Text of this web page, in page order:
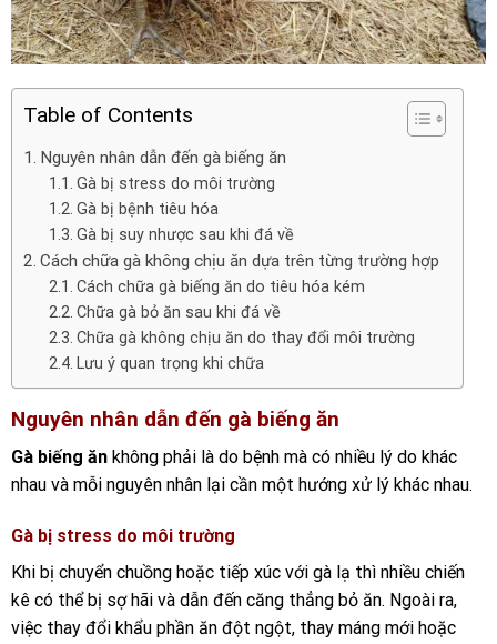
Table of Contents
Nguyên nhân dẫn đến gà biếng ăn
Gà bị stress do môi trường
Gà bị bệnh tiêu hóa
Gà bị suy nhược sau khi đá về
Cách chữa gà không chịu ăn dựa trên từng trường hợp
Cách chữa gà biếng ăn do tiêu hóa kém
Chữa gà bỏ ăn sau khi đá về
Chữa gà không chịu ăn do thay đổi môi trường
Lưu ý quan trọng khi chữa
Nguyên nhân dẫn đến gà biếng ăn
Gà biếng ăn không phải là do bệnh mà có nhiều lý do khác
nhau và mỗi nguyên nhân lại cần một hướng xử lý khác nhau.
Gà bị stress do môi trường
Khi bị chuyển chuồng hoặc tiếp xúc với gà lạ thì nhiều chiến
kê có thể bị sợ hãi và dẫn đến căng thẳng bỏ ăn. Ngoài ra,
việc thay đổi khẩu phần ăn đột ngột, thay máng mới hoặc